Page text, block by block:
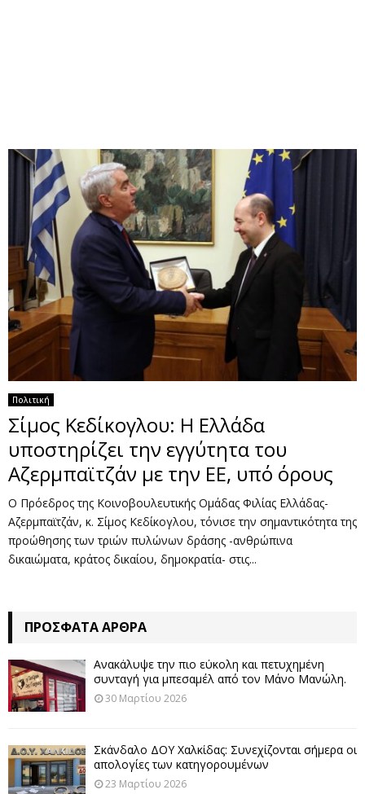
U
Πολιτική
Σίμος Κεδίκογλου: Η Ελλάδα
υποστηρίζει την εγγύτητα του
Αζερμπαϊτζάν με την ΕΕ, υπό όρους
Ο Πρόεδρος της Κοινοβουλευτικής Ομάδας Φιλίας Ελλάδας-
Αζερμπαϊτζάν, κ. Σίμος Κεδίκογλου, τόνισε την σημαντικότητα της
προώθησης των τριών πυλώνων δράσης -ανθρώπινα
δικαιώματα, κράτος δικαίου, δημοκρατία- στις...
ΠΡΌΣΦΑΤΑ ΆΡΘΡΑ
Ανακάλυψε την πιο εύκολη και πετυχημένη
συνταγή για μπεσαμέλ από τον Μάνο Μανώλη.
30 Μαρτίου 2026
Σκάνδαλο ΔΟΥ Χαλκίδας: Συνεχίζονται σήμερα οι
απολογίες των κατηγορουμένων
23 Μαρτίου 2026